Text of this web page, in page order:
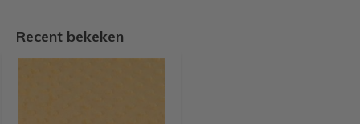
Recent bekeken